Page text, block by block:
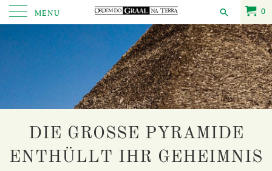
MENU 0
DIE GROSSE PYRAMIDE
ENTHÜLLT IHR GEHEIMNIS